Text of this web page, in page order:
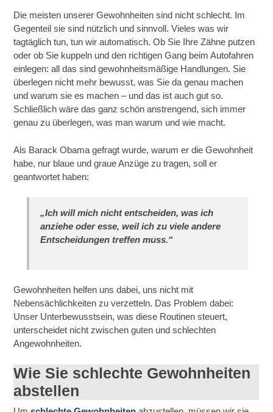
Die meisten unserer Gewohnheiten sind nicht schlecht. Im
Gegenteil sie sind nützlich und sinnvoll. Vieles was wir
tagtäglich tun, tun wir automatisch. Ob Sie Ihre Zähne putzen
oder ob Sie kuppeln und den richtigen Gang beim Autofahren
einlegen: all das sind gewohnheitsmäßige Handlungen. Sie
überlegen nicht mehr bewusst, was Sie da genau machen
und warum sie es machen – und das ist auch gut so.
Schließlich wäre das ganz schön anstrengend, sich immer
genau zu überlegen, was man warum und wie macht.
Als Barack Obama gefragt wurde, warum er die Gewohnheit
habe, nur blaue und graue Anzüge zu tragen, soll er
geantwortet haben:
„Ich will mich nicht entscheiden, was ich
anziehe oder esse, weil ich zu viele andere
Entscheidungen treffen muss.“
Gewohnheiten helfen uns dabei, uns nicht mit
Nebensächlichkeiten zu verzetteln. Das Problem dabei:
Unser Unterbewusstsein, was diese Routinen steuert,
unterscheidet nicht zwischen guten und schlechten
Angewohnheiten.
Wie Sie schlechte Gewohnheiten
abstellen